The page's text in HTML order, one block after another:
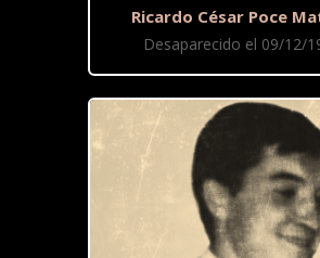
Ricardo César Poce
Desaparecido el 09/12/